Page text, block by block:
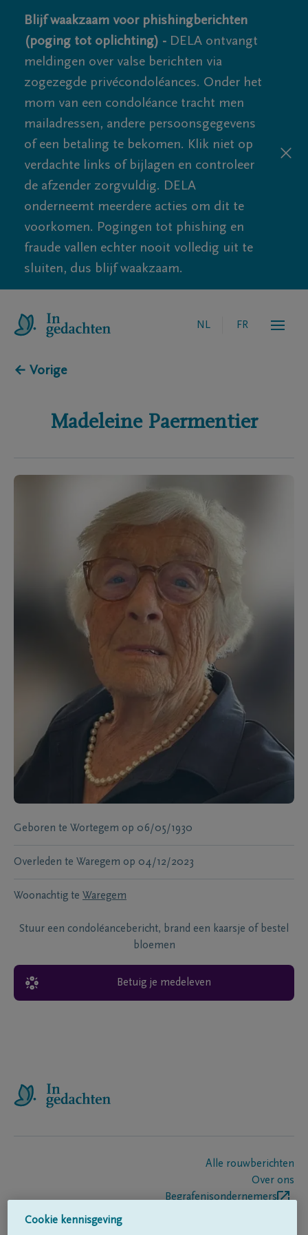
Blijf waakzaam voor phishingberichten
(poging tot oplichting) - DELA ontvangt
meldingen over valse berichten via
zogezegde privécondoléances. Onder het
mom van een condoléance tracht men
mailadressen, andere persoonsgegevens
of een betaling te bekomen. Klik niet op
verdachte links of bijlagen en controleer
de afzender zorgvuldig. DELA
onderneemt meerdere acties om dit te
voorkomen. Pogingen tot phishing en
fraude vallen echter nooit volledig uit te
sluiten, dus blijf waakzaam.
NL FR
← Vorige
Madeleine Paermentier
Geboren te Wortegem op 06/05/1930
Overleden te Waregem op 04/12/2023
Woonachtig te Waregem
Stuur een condoléancebericht, brand een kaarsje of bestel
bloemen
Betuig je medeleven
Alle rouwberichten
Over ons
Begrafenisondernemers
Cookie kennisgeving